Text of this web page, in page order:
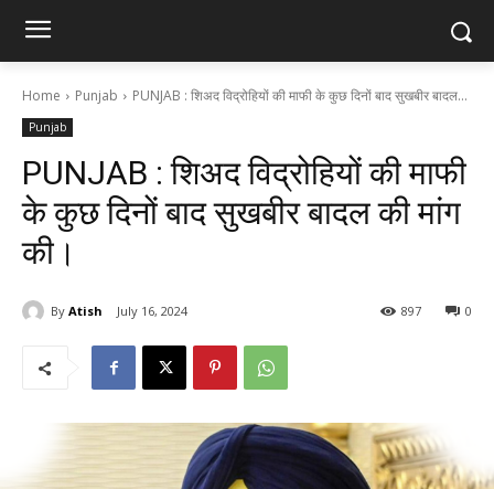
Home Punjab PUNJAB : शिअद विद्रोहियों की माफी के कुछ दिनों बाद सुखबीर बादल...
Punjab
PUNJAB : शिअद विद्रोहियों की माफी
के कुछ दिनों बाद सुखबीर बादल की मांग
की।
By Atish July 16, 2024 0
897